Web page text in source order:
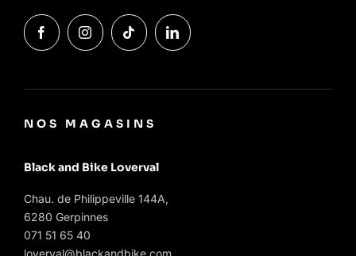
NOS MAGASINS
Black and Bike Loverval
Chau. de Philippeville 144A,
6280 Gerpinnes
071 51 65 40
loverval@blackandbike.com